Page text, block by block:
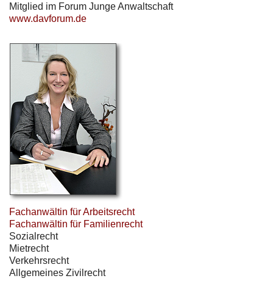
Mitglied im Forum Junge Anwaltschaft
www.davforum.de
Fachanwältin für Arbeitsrecht
Fachanwältin für Familienrecht
Sozialrecht
Mietrecht
Verkehrsrecht
Allgemeines Zivilrecht